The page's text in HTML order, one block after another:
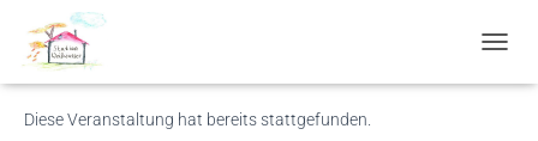
A
« Alle Veranstaltungen
Diese Veranstaltung hat bereits stattgefunden.